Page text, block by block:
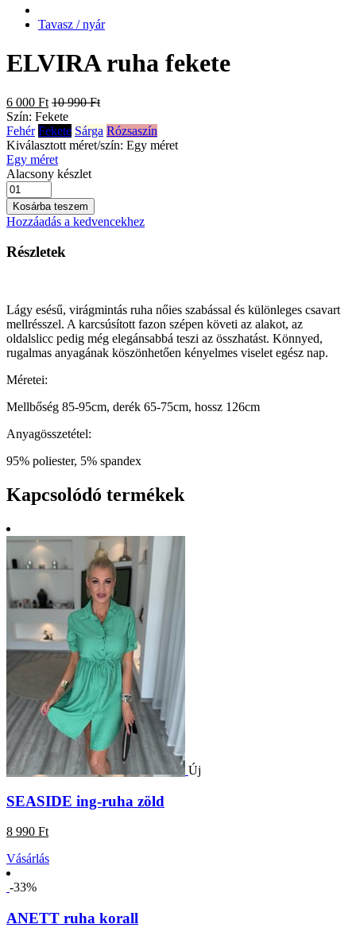
Tavasz / nyár
ELVIRA ruha fekete
6 000 Ft 10 990 Ft
Szín: Fekete
Fehér Fekete Sárga Rózsaszín
Kiválasztott méret/szín: Egy méret
Egy méret
Alacsony készlet
Kosárba teszem
Hozzáadás a kedvencekhez
Részletek
Lágy esésű, virágmintás ruha nőies szabással és különleges csavart
mellrésszel. A karcsúsított fazon szépen követi az alakot, az
oldalslicc pedig még elegánsabbá teszi az összhatást. Könnyed,
rugalmas anyagának köszönhetően kényelmes viselet egész nap.
Méretei:
Mellbőség 85-95cm, derék 65-75cm, hossz 126cm
Anyagösszetétel:
95% poliester, 5% spandex
Kapcsolódó termékek
Új
SEASIDE ing-ruha zöld
8 990 Ft
Vásárlás
-33%
ANETT ruha korall